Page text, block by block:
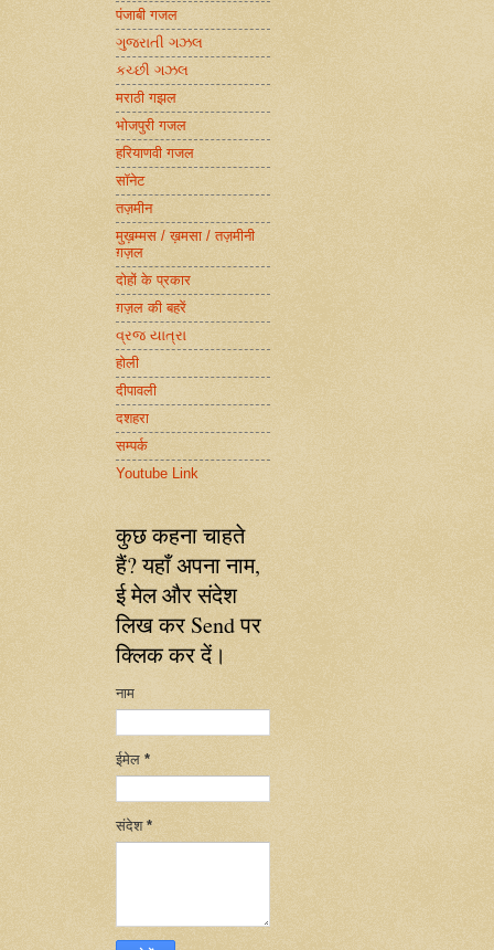
पंजाबी गजल
ગુજરાતી ગઝલ
કચ્છી ગઝલ
मराठी गझल
भोजपुरी गजल
हरियाणवी गजल
सॉनेट
तज़मीन
मुख़म्मस / ख़मसा / तज़मीनी
ग़ज़ल
दोहों के प्रकार
ग़ज़ल की बहरें
વ્રજ યાત્રા
होली
दीपावली
दशहरा
सम्पर्क
Youtube Link
कुछ कहना चाहते
हैं? यहाँ अपना नाम,
ई मेल और संदेश
लिख कर Send पर
क्लिक कर दें।
नाम
ईमेल *
संदेश *